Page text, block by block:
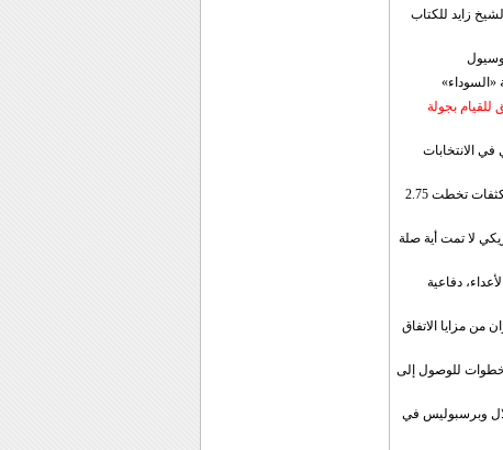
زايد للكتاب
وسيول
«السوداء»
للقيام بجولة
في الانتخابات
إيران: الصادرات الشهریة للنفط والمكثفات تخطت 2.75
لا تمت أية صلة
دفاعية
من مزايا الاتفاق
خطوات للوصول إلى
وبرسبوليس في